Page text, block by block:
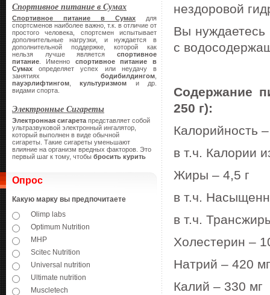
Спортивное питание в Сумах
Спортивное питание в Сумах для
спортсменов наиболее важно, т.к. в отличие от
простого человека, спортсмен испытывает
дополнительные нагрузки, и нуждается в
дополнительной поддержке, которой как
нельзя лучше является спортивное
питание . Именно спортивное питание в
Сумах определяет успех или неудачу в
занятиях бодибилдингом
пауэрлифтингом ,культуризмом и др.
видами спорта.
Электронные Сигареты
Электронная сигарета представляет собой
ультразвуковой электронный ингалятор,
который выполнен в виде обычной
сигареты. Такие сигареты уменьшают
влияние на организм вредных факторов. Это
первый шаг к тому, чтобы бросить курить
Опрос
Какую марку вы предпочитаете
Olimp labs
Optimum Nutrition
MHP
Scitec Nutrition
Universal nutrition
Ultimate nutrition
Muscletech
нездоровой
Вы нуждаетесь
с
Содержание
250 г):
Калорийность
в т.ч. Калории
Жиры – 4,5 г
в т.ч.
в т.ч.
Холестерин –
Натрий – 420 мг
Калий – 330 мг